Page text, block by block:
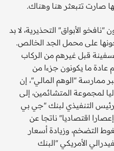
صارت تتبعثر هنا وهناك.
الأبواق" التحذيرية، لا بد
على محمل الجد الخالص.
قبل غيرهم من الركاب
عادة ما يكونون جزءا من
ممارسة "الوهم المالي"، إن
لمجموعة المتشائمين، إلى
التنفيذي لبنك "جي بي
اقتصاديا" ناتجا عن
التضخم، وزيادة أسعار
الأمريكي "البنك